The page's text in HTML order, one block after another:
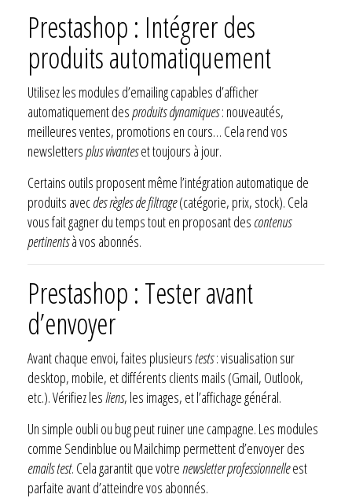
Prestashop : Intégrer des
produits automatiquement
Utilisez les modules d’emailing capables d’afficher
automatiquement desproduits dynamiques: nouveautés,
meilleures ventes, promotions en cours… Cela rend vos
newslettersplus vivanteset toujours à jour.
Certains outils proposent même l’intégration automatique de
produits avecdes règles de filtrage(catégorie, prix, stock). Cela
vous fait gagner du temps tout en proposant des contenus
pertinentsà vos abonnés.
Prestashop : Tester avant
d’envoyer
Avant chaque envoi, faites plusieurstests: visualisation sur
desktop, mobile, et différents clients mails (Gmail, Outlook,
etc.). Vérifiez les liens, les images, et l’affichage général.
Un simple oubli ou bug peut ruiner une campagne. Les modules
comme Sendinblue ou Mailchimp permettent d’envoyer des
emails test. Cela garantit que votre newsletter professionnelleest
parfaite avant d’atteindre vos abonnés.